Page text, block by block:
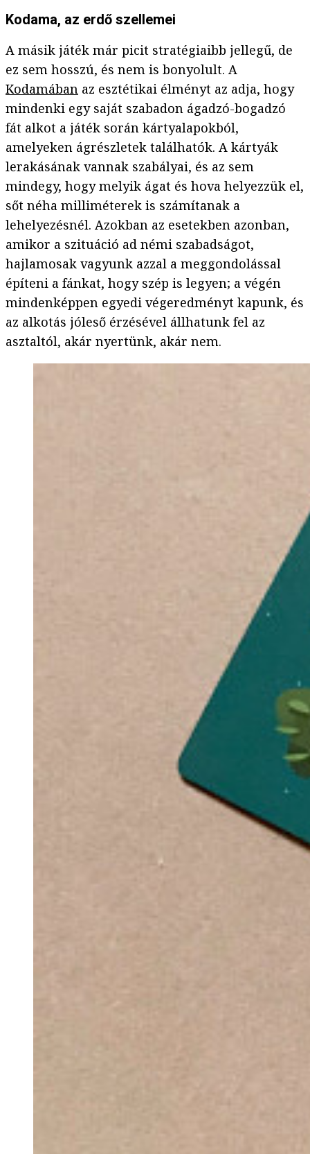
Kodama, az erdő szellemei
A másik játék már picit stratégiaibb jellegű, de
ez sem hosszú, és nem is bonyolult. A
Kodamában az esztétikai élményt az adja, hogy
mindenki egy saját szabadon ágadzó-bogadzó
fát alkot a játék során kártyalapokból,
amelyeken ágrészletek találhatók. A kártyák
lerakásának vannak szabályai, és az sem
mindegy, hogy melyik ágat és hova helyezzük el,
sőt néha milliméterek is számítanak a
lehelyezésnél. Azokban az esetekben azonban,
amikor a szituáció ad némi szabadságot,
hajlamosak vagyunk azzal a meggondolással
építeni a fánkat, hogy szép is legyen; a végén
mindenképpen egyedi végeredményt kapunk, és
az alkotás jóleső érzésével állhatunk fel az
asztaltól, akár nyertünk, akár nem.